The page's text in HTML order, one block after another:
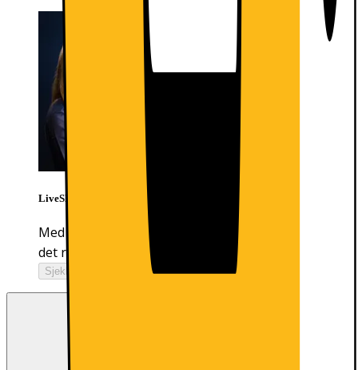
LiveShopping
Med Live Shopping får du eksperthjelp til å finne
det rette produktet, direkte fra våre ansatte
Sjekker åpningstider...